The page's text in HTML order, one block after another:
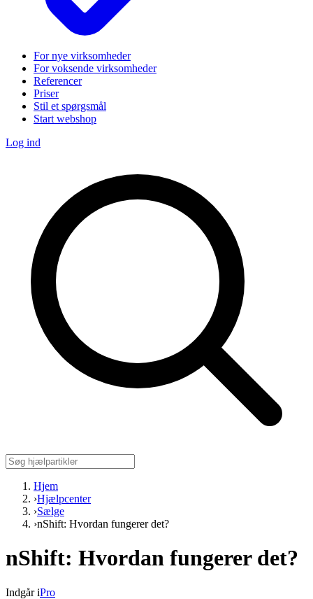
For nye virksomheder
For voksende virksomheder
Referencer
Priser
Stil et spørgsmål
Start webshop
Log ind
Hjem
›Hjælpcenter
›Sælge
›nShift: Hvordan fungerer det?
nShift: Hvordan fungerer det?
Indgår iPro